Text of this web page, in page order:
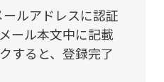
ルアドレスに認証
ール本文中に記載
すると、登録完了